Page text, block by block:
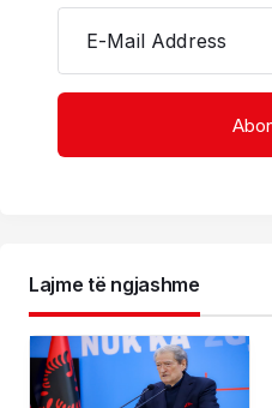
E-Mail Address
Lajme të ngjashme